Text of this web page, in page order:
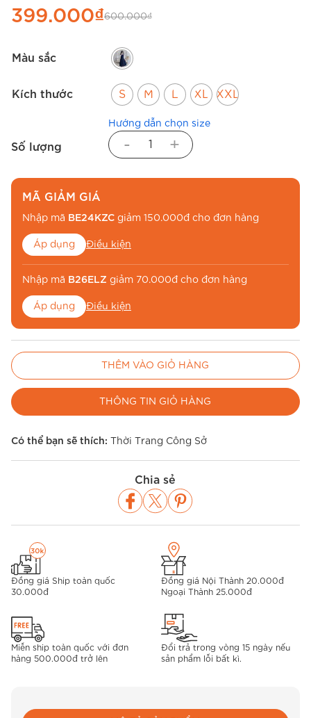
399.000₫600.000₫
Màu sắc
Kích thước S M L XL XXL
Số lượng - +
Hướng dẫn chọn size
MÃ GIẢM GIÁ
Nhập mã BE24KZC giảm 150.000đ cho đơn hàng
Áp dụng Điều kiện
Nhập mã B26ELZ giảm 70.000đ cho đơn hàng
Áp dụng Điều kiện
Nhập mãBE26MUAđể miễn phí vận chuyển
Điều kiện
THÊM VÀO GIỎ HÀNG
THÔNG TIN GIỎ HÀNG
Có thể bạn sẽ thích: Thời Trang Công Sở
Chia sẻ
Đồng giá Ship toàn quốc
30.000đ
Đồng giá Nội Thành 20.000đ
Ngoại Thành 25.000đ
Miễn ship toàn quốc với đơn
hàng 500.000đ trở lên
Đổi trả trong vòng 15 ngày nếu
sản phẩm lỗi bất kì.